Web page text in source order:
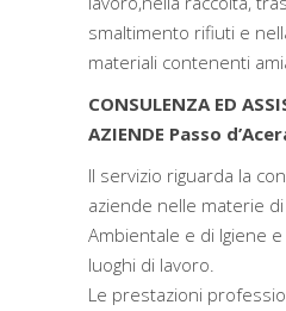
smaltimento rifiuti e
materiali contenenti
CONSULENZA ED
AZIENDE Passo
Il servizio riguarda la
aziende nelle materie
Ambientale e di Igiene
luoghi di lavoro.
Le prestazioni